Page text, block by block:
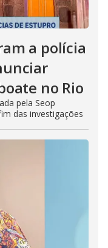
a polícia
no Rio
pela Seop
das investigações